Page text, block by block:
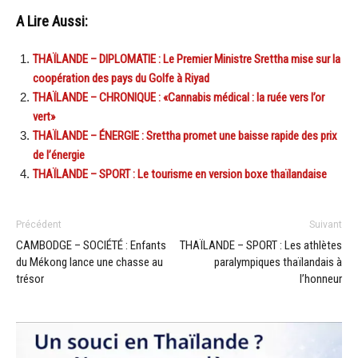
A Lire Aussi:
THAÏLANDE – DIPLOMATIE : Le Premier Ministre Srettha mise sur la
coopération des pays du Golfe à Riyad
THAÏLANDE – CHRONIQUE : «Cannabis médical : la ruée vers l’or
vert»
THAÏLANDE – ÉNERGIE : Srettha promet une baisse rapide des prix
de l’énergie
THAÏLANDE – SPORT : Le tourisme en version boxe thaïlandaise
Précédent
CAMBODGE – SOCIÉTÉ : Enfants
du Mékong lance une chasse au
trésor
Suivant
THAÏLANDE – SPORT : Les athlètes
paralympiques thaïlandais à
l’honneur